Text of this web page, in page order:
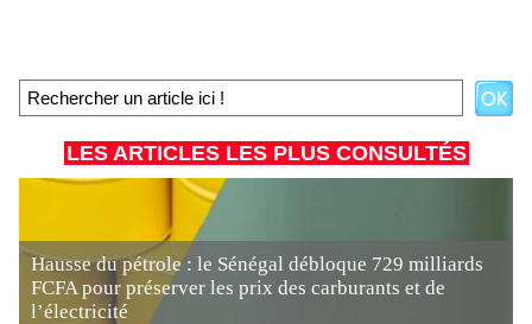
LES ARTICLES LES PLUS CONSULTÉS
Hausse du pétrole : le Sénégal débloque 729 milliards
FCFA pour préserver les prix des carburants et de
l’électricité